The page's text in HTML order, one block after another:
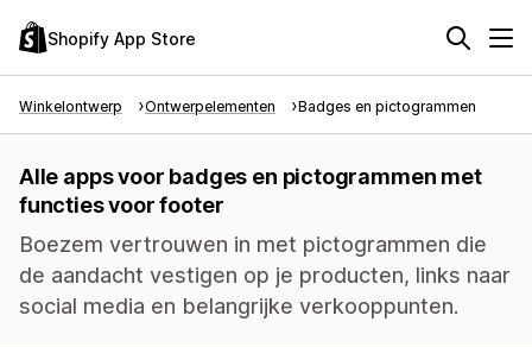
Shopify App Store
Winkelontwerp Ontwerpelementen Badges en pictogrammen
Alle apps voor badges en pictogrammen met
functies voor footer
Boezem vertrouwen in met pictogrammen die
de aandacht vestigen op je producten, links naar
social media en belangrijke verkooppunten.